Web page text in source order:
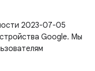
2023-07-05
Google. Мы